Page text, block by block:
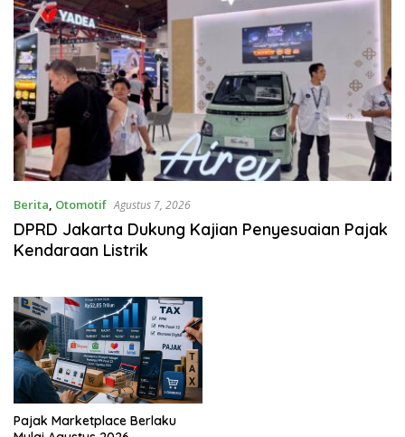
Berita, Otomotif Agustus 7, 2026
DPRD Jakarta Dukung Kajian Penyesuaian Pajak
Kendaraan Listrik
Pajak Marketplace Berlaku